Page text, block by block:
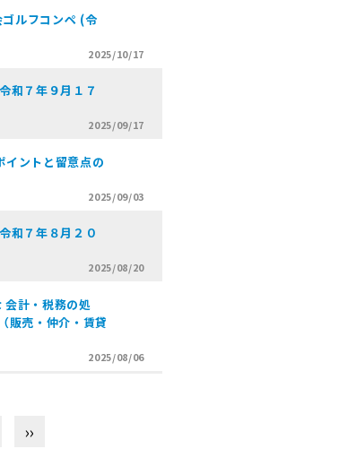
ルフコンペ (令
2025/10/17
和７年９月１７
2025/09/17
イントと留意点の
2025/09/03
和７年８月２０
2025/08/20
会計・税務の処
販売・仲介・賃貸
2025/08/06
››